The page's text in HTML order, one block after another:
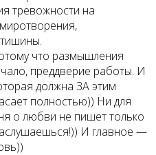
тревожности на
что размышления
преддверие работы. И
должна ЗА этим
полностью)) Ни для
о любви не пишет только
И главное —